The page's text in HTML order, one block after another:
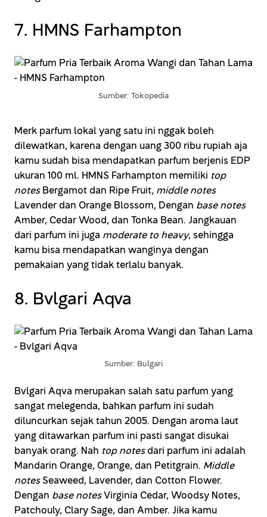
7. HMNS Farhampton
Sumber: Tokopedia
Merk parfum lokal yang satu ini nggak boleh
dilewatkan, karena dengan uang 300 ribu rupiah aja
kamu sudah bisa mendapatkan parfum berjenis EDP
ukuran 100 ml. HMNS Farhampton memiliki top
notesBergamot dan Ripe Fruit, middle notes
Lavender dan Orange Blossom, Dengan base notes
Amber, Cedar Wood, dan Tonka Bean. Jangkauan
dari parfum ini juga moderate to heavy, sehingga
kamu bisa mendapatkan wanginya dengan
pemakaian yang tidak terlalu banyak.
8. Bvlgari Aqva
Sumber: Bulgari
Bvlgari Aqva merupakan salah satu parfum yang
sangat melegenda, bahkan parfum ini sudah
diluncurkan sejak tahun 2005. Dengan aroma laut
yang ditawarkan parfum ini pasti sangat disukai
banyak orang. Nah top notesdari parfum ini adalah
Mandarin Orange, Orange, dan Petitgrain. Middle
notesSeaweed, Lavender, dan Cotton Flower.
Dengan base notesVirginia Cedar, Woodsy Notes,
Patchouly, Clary Sage, dan Amber. Jika kamu